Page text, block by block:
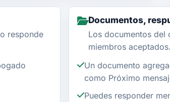
responde
Documentos,
Los documentos del
miembros aceptados.
Un documento
como Próximo
Puedes responder